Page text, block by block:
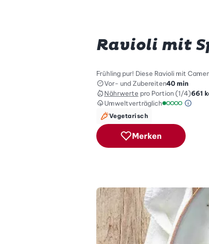
Ravioli mit
Frühling pur! Diese Ravioli mit
Vor- und Zubereiten40 min
Nährwerte pro Portion (1/4)661
Umweltverträglich
Vegetarisch
Merken